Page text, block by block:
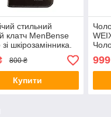
стильний
клатч MenBense
шкірозамінника.
портмоне зі
шкіри
800 ₴
Купити
999